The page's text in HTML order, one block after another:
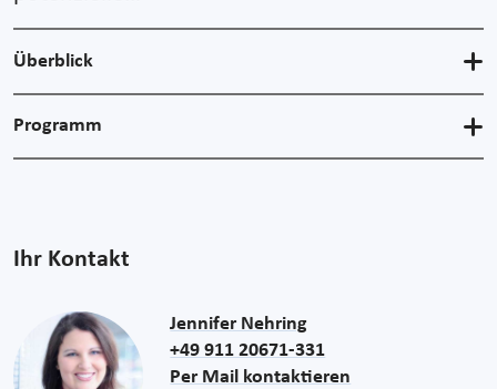
Überblick
Programm
Ihr Kontakt
Jennifer Nehring
+49 911 20671-331
Per Mail kontaktieren